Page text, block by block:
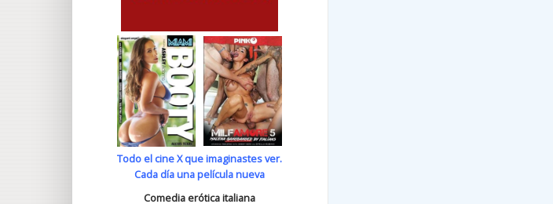
Todo el cine X que imaginastes ver.
Cada día una película nueva
Comedia erótica italiana